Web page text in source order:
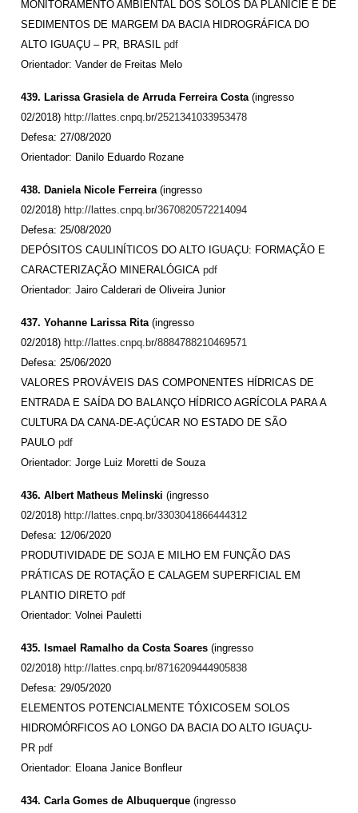
MONITORAMENTO AMBIENTAL DOS SOLOS DA PLANÍCIE E DE
SEDIMENTOS DE MARGEM DA BACIA HIDROGRÁFICA DO
ALTO IGUAÇU – PR, BRASIL pdf
Orientador: Vander de Freitas Melo
439. Larissa Grasiela de Arruda Ferreira Costa (ingresso
02/2018) http://lattes.cnpq.br/2521341033953478
Defesa: 27/08/2020
Orientador: Danilo Eduardo Rozane
438. Daniela Nicole Ferreira (ingresso
02/2018) http://lattes.cnpq.br/3670820572214094
Defesa: 25/08/2020
DEPÓSITOS CAULINÍTICOS DO ALTO IGUAÇU: FORMAÇÃO E
CARACTERIZAÇÃO MINERALÓGICA pdf
Orientador: Jairo Calderari de Oliveira Junior
437. Yohanne Larissa Rita (ingresso
02/2018) http://lattes.cnpq.br/8884788210469571
Defesa: 25/06/2020
VALORES PROVÁVEIS DAS COMPONENTES HÍDRICAS DE
ENTRADA E SAÍDA DO BALANÇO HÍDRICO AGRÍCOLA PARA A
CULTURA DA CANA-DE-AÇÚCAR NO ESTADO DE SÃO
PAULO pdf
Orientador: Jorge Luiz Moretti de Souza
436. Albert Matheus Melinski (ingresso
02/2018) http://lattes.cnpq.br/3303041866444312
Defesa: 12/06/2020
PRODUTIVIDADE DE SOJA E MILHO EM FUNÇÃO DAS
PRÁTICAS DE ROTAÇÃO E CALAGEM SUPERFICIAL EM
PLANTIO DIRETO pdf
Orientador: Volnei Pauletti
435. Ismael Ramalho da Costa Soares (ingresso
02/2018) http://lattes.cnpq.br/8716209444905838
Defesa: 29/05/2020
ELEMENTOS POTENCIALMENTE TÓXICOSEM SOLOS
HIDROMÓRFICOS AO LONGO DA BACIA DO ALTO IGUAÇU-
PR pdf
Orientador: Eloana Janice Bonfleur
434. Carla Gomes de Albuquerque (ingresso